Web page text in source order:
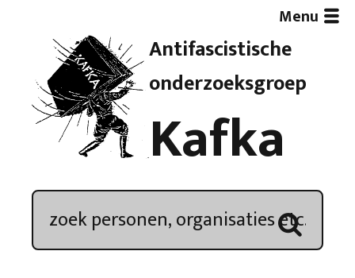
Antifascistische
onderzoeksgroep
Kafka
Menu
Artikelen
Demonstratieoverzicht
Kroniek